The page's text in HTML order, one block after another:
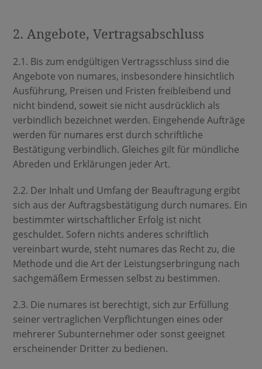
2. Angebote, Vertragsabschluss
2.1. Bis zum endgültigen Vertragsschluss sind die
Angebote von numares, insbesondere hinsichtlich
Ausführung, Preisen und Fristen freibleibend und
nicht bindend, soweit sie nicht ausdrücklich als
verbindlich bezeichnet werden. Eingehende Aufträge
werden für numares erst durch schriftliche
Bestätigung verbindlich. Gleiches gilt für mündliche
Abreden und Erklärungen jeder Art.
2.2. Der Inhalt und Umfang der Beauftragung ergibt
sich aus der Auftragsbestätigung durch numares. Ein
bestimmter wirtschaftlicher Erfolg ist nicht
geschuldet. Sofern nichts anderes schriftlich
vereinbart wurde, steht numares das Recht zu, die
Methode und die Art der Leistungserbringung nach
sachgemäßem Ermessen selbst zu bestimmen.
2.3. Die numares ist berechtigt, sich zur Erfüllung
seiner vertraglichen Verpflichtungen eines oder
mehrerer Subunternehmer oder sonst geeignet
erscheinender Dritter zu bedienen.